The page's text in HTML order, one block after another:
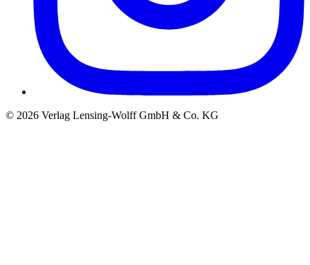
© 2026 Verlag Lensing-Wolff GmbH & Co. KG